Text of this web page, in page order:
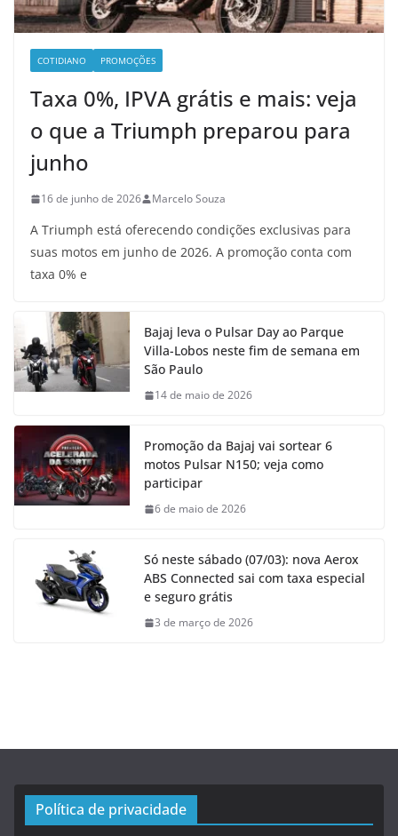
COTIDIANO PROMOÇÕES
Taxa 0%, IPVA grátis e mais: veja
o que a Triumph preparou para
junho
16 de junho de 2026 Marcelo Souza
A Triumph está oferecendo condições exclusivas para
suas motos em junho de 2026. A promoção conta com
taxa 0% e
Bajaj leva o Pulsar Day ao Parque
Villa-Lobos neste fim de semana em
São Paulo
14 de maio de 2026
Promoção da Bajaj vai sortear 6
motos Pulsar N150; veja como
participar
6 de maio de 2026
Só neste sábado (07/03): nova Aerox
ABS Connected sai com taxa especial
e seguro grátis
3 de março de 2026
Política de privacidade